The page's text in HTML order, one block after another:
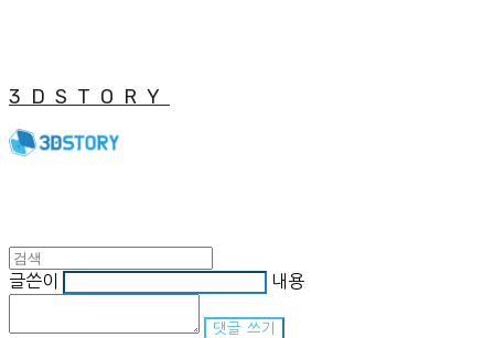
3DSTORY
글쓴이 내용
댓글 쓰기